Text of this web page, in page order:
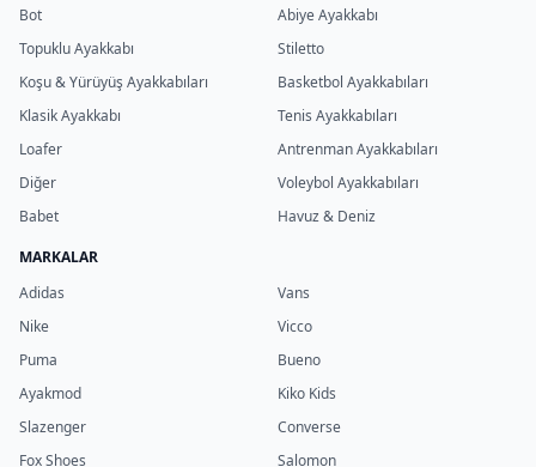
Bot
Topuklu Ayakkabı
Koşu & Yürüyüş Ayakkabıları
Klasik Ayakkabı
Loafer
Diğer
Babet
Abiye Ayakkabı
Stiletto
Basketbol Ayakkabıları
Tenis Ayakkabıları
Antrenman Ayakkabıları
Voleybol Ayakkabıları
Havuz & Deniz
MARKALAR
Adidas
Nike
Puma
Ayakmod
Slazenger
Fox Shoes
Vans
Vicco
Bueno
Kiko Kids
Converse
Salomon